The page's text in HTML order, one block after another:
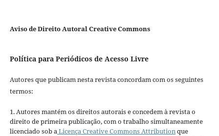
Aviso de Direito Autoral Creative Commons
Política para Periódicos de Acesso Livre
Autores que publicam nesta revista concordam com os seguintes
termos:
1. Autores mantém os direitos autorais e concedem à revista o
direito de primeira publicação, com o trabalho simultaneamente
licenciado sob aLicença Creative Commons Attributionque